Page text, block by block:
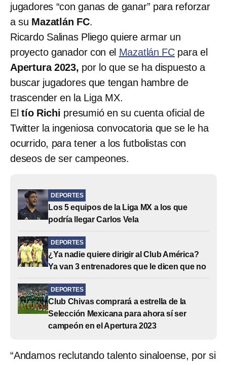
jugadores “con ganas de ganar” para reforzar
a su Mazatlán FC.
Ricardo Salinas Pliego quiere armar un
proyecto ganador con el Mazatlán FC para el
Apertura 2023, por lo que se ha dispuesto a
buscar jugadores que tengan hambre de
trascender en la Liga MX.
El tío Richi presumió en su cuenta oficial de
Twitter la ingeniosa convocatoria que se le ha
ocurrido, para tener a los futbolistas con
deseos de ser campeones.
DEPORTES
Los 5 equipos de la Liga MX a los que
podría llegar Carlos Vela
DEPORTES
¿Ya nadie quiere dirigir al Club América?
Ya van 3 entrenadores que le dicen que no
DEPORTES
Club Chivas comprará a estrella de la
Selección Mexicana para ahora sí ser
campeón en el Apertura 2023
“Andamos reclutando talento sinaloense, por si